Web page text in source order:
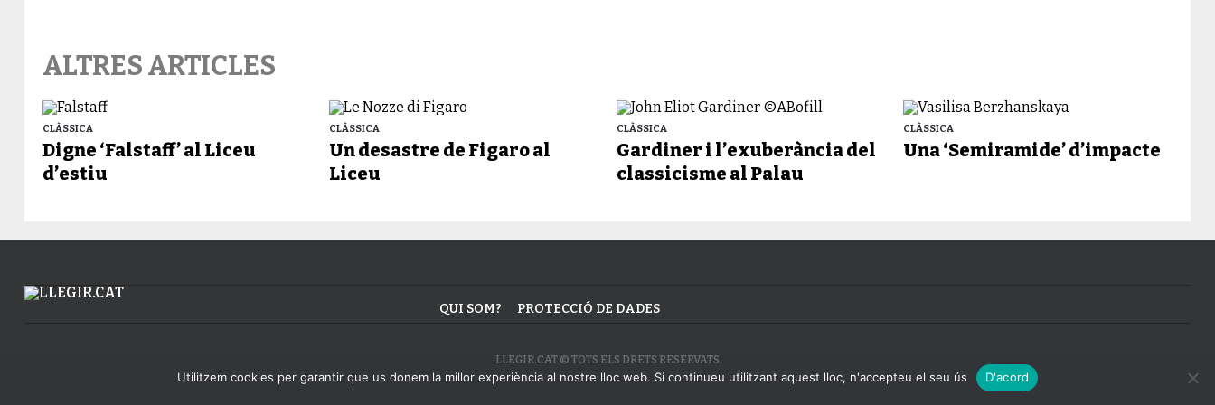
ALTRES ARTICLES
CLÀSSICA
Digne ‘Falstaff’ al Liceu
d’estiu
CLÀSSICA
Un desastre de Figaro al
Liceu
CLÀSSICA
Gardiner i l’exuberància del
classicisme al Palau
CLÀSSICA
Una ‘Semiramide’ d’impacte
QUI SOM? PROTECCIÓ DE DADES
LLEGIR.CAT © TOTS ELS DRETS RESERVATS.
Utilitzem cookies per garantir que us donem la millor experiència al nostre lloc web. Si continueu utilitzant aquest lloc, n'accepteu el seu ús D'acord